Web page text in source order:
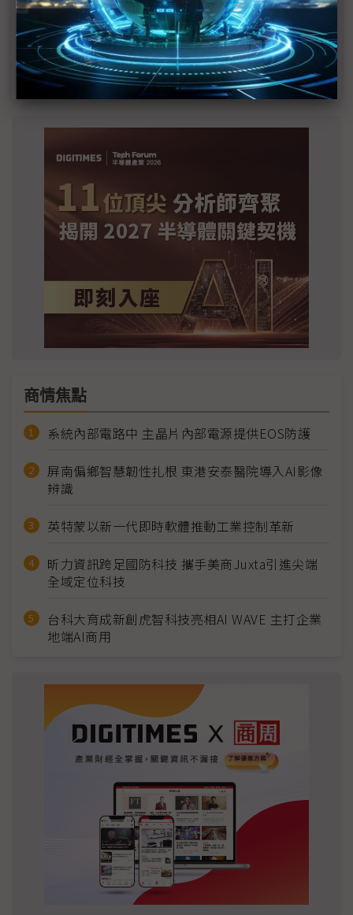
SpaceX晶片採購大轉向 Elon Musk捨超微全面
採用NVIDIA
光進銅退更明確？ 聯發科估SerDes 448G為銅
線「最終戰場」
商情焦點
系統內部電路中 主晶片內部電源提供EOS防護
屏南偏鄉智慧韌性扎根 東港安泰醫院導入AI影像
辨識
英特蒙以新一代即時軟體推動工業控制革新
昕力資訊跨足國防科技 攜手美商Juxta引進尖端
全域定位科技
台科大育成新創虎智科技亮相AI WAVE 主打企業
地端AI商用